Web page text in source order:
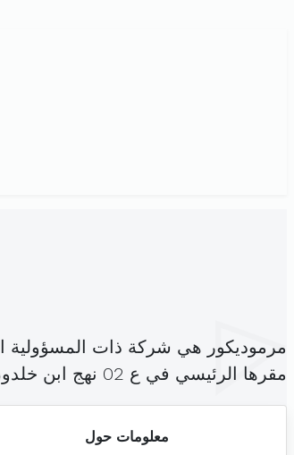
مرموديكور هي شركة ذات المسؤولية
مقرها الرئيسي في ع 02 نهج ابن خلدون منيهلة (
معلومات حول